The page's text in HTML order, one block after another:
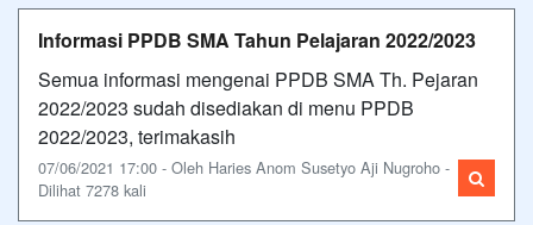
Informasi PPDB SMA Tahun Pelajaran 2022/2023
Semua informasi mengenai PPDB SMA Th. Pejaran
2022/2023 sudah disediakan di menu PPDB
2022/2023, terimakasih
07/06/2021 17:00 - Oleh Haries Anom Susetyo Aji Nugroho -
Dilihat 7278 kali